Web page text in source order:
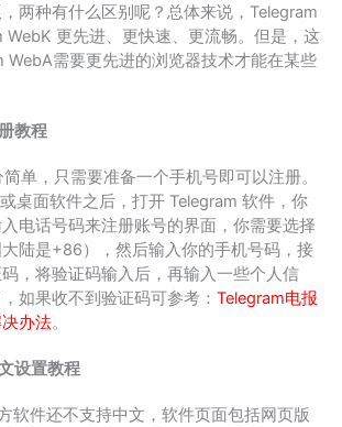
两种有什么区别呢？总体来说，Telegram
WebK 更先进、更快速、更流畅。但是，这
WebA需要更先进的浏览器技术才能在某些
教程
单，只需要准备一个手机号即可以注册。
桌面软件之后，打开 Telegram 软件，你
电话号码来注册账号的界面，你需要选择
陆是+86），然后输入你的手机号码，接
，将验证码输入后，再输入一些个人信
如果收不到验证码可参考：Telegram电报
办法。
设置教程
软件还不支持中文，软件页面包括网页版